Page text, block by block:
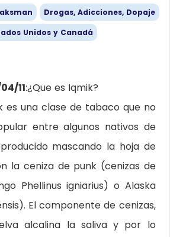
Drogas, Adicciones, Dopaje
Unidos y Canadá
11:¿Que es Iqmik?
es una clase de tabaco que no
entre algunos nativos de
mascando la hoja de
la ceniza de punk (cenizas de
Phellinus igniarius) o Alaska
El componente de cenizas,
alcalina la saliva y por lo